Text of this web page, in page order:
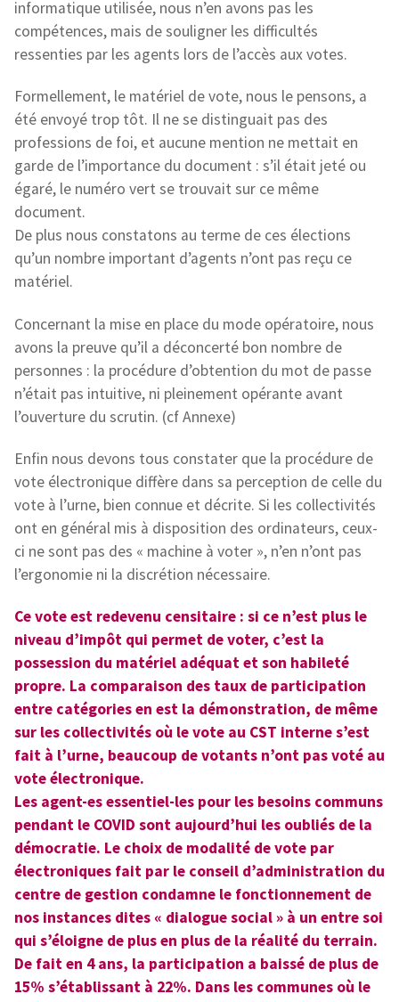
informatique utilisée, nous n’en avons pas les
compétences, mais de souligner les difficultés
ressenties par les agents lors de l’accès aux votes.
Formellement, le matériel de vote, nous le pensons, a
été envoyé trop tôt. Il ne se distinguait pas des
professions de foi, et aucune mention ne mettait en
garde de l’importance du document : s’il était jeté ou
égaré, le numéro vert se trouvait sur ce même
document.
De plus nous constatons au terme de ces élections
qu’un nombre important d’agents n’ont pas reçu ce
matériel.
Concernant la mise en place du mode opératoire, nous
avons la preuve qu’il a déconcerté bon nombre de
personnes : la procédure d’obtention du mot de passe
n’était pas intuitive, ni pleinement opérante avant
l’ouverture du scrutin. (cf Annexe)
Enfin nous devons tous constater que la procédure de
vote électronique diffère dans sa perception de celle du
vote à l’urne, bien connue et décrite. Si les collectivités
ont en général mis à disposition des ordinateurs, ceux-
ci ne sont pas des « machine à voter », n’en n’ont pas
l’ergonomie ni la discrétion nécessaire.
Ce vote est redevenu censitaire : si ce n’est plus le
niveau d’impôt qui permet de voter, c’est la
possession du matériel adéquat et son habileté
propre. La comparaison des taux de participation
entre catégories en est la démonstration, de même
sur les collectivités où le vote au CST interne s’est
fait à l’urne, beaucoup de votants n’ont pas voté au
vote électronique.
Les agent-es essentiel-les pour les besoins communs
pendant le COVID sont aujourd’hui les oubliés de la
démocratie. Le choix de modalité de vote par
électroniques fait par le conseil d’administration du
centre de gestion condamne le fonctionnement de
nos instances dites « dialogue social » à un entre soi
qui s’éloigne de plus en plus de la réalité du terrain.
De fait en 4 ans, la participation a baissé de plus de
15% s’établissant à 22%. Dans les communes où le